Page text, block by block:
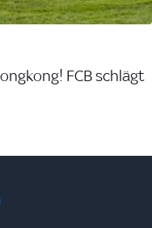
FCB schlägt